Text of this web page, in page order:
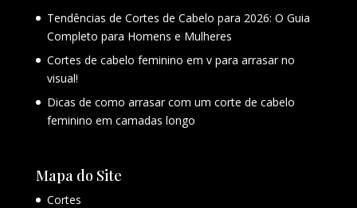
Tendências de Cortes de Cabelo para 2026: O Guia
Completo para Homens e Mulheres
Cortes de cabelo feminino em v para arrasar no
visual!
Dicas de como arrasar com um corte de cabelo
feminino em camadas longo
Mapa do Site
Cortes